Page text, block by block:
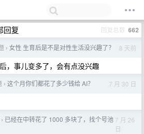
回复 回复总数 662
› 女性 生育后是不是对性生活没兴趣了？ 8 天前
，事儿变多了，会有点没兴趣
› 这个月你们都花了多少钱给 AI？ 7 月 30 日
› 已经在中转花了 1000 多块了，找个号池 7 月 26
日